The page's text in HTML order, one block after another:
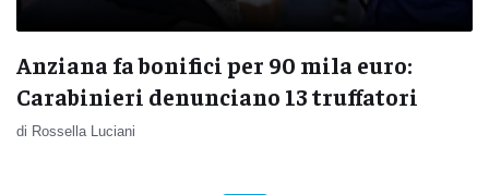
Anziana fa bonifici per 90 mila euro:
Carabinieri denunciano 13 truffatori
di Rossella Luciani